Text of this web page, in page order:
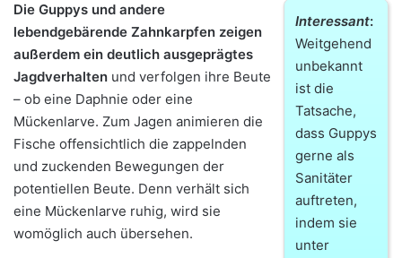
Interessant:
Weitgehend
unbekannt
ist die
Tatsache,
dass Guppys
gerne als
Sanitäter
auftreten,
indem sie
unter
Die Guppys und andere
lebendgebärende Zahnkarpfen zeigen
außerdem ein deutlich ausgeprägtes
Jagdverhalten und verfolgen ihre Beute
– ob eine Daphnie oder eine
Mückenlarve. Zum Jagen animieren die
Fische offensichtlich die zappelnden
und zuckenden Bewegungen der
potentiellen Beute. Denn verhält sich
eine Mückenlarve ruhig, wird sie
womöglich auch übersehen.